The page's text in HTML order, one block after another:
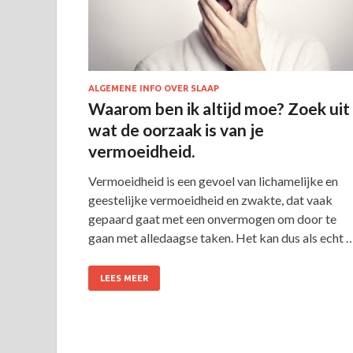
ALGEMENE INFO OVER SLAAP
Waarom ben ik altijd moe? Zoek uit
wat de oorzaak is van je
vermoeidheid.
Vermoeidheid is een gevoel van lichamelijke en
geestelijke vermoeidheid en zwakte, dat vaak
gepaard gaat met een onvermogen om door te
gaan met alledaagse taken. Het kan dus als echt
LEES MEER